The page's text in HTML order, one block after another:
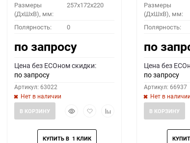
Размеры
(ДхШхВ), мм:
257x172x220
Полярность: 0
по запросу
Цена без ECOном скидки:
по запросу
Артикул: 63022
Нет в наличии
БыстрыйДобавить
избранное
Добавить
В КОРЗИНУ
Размеры
(ДхШхВ), мм:
Полярность:
по
Цена без
по запросу
Артикул: 66937
Нет в наличии
В КОРЗИНУ